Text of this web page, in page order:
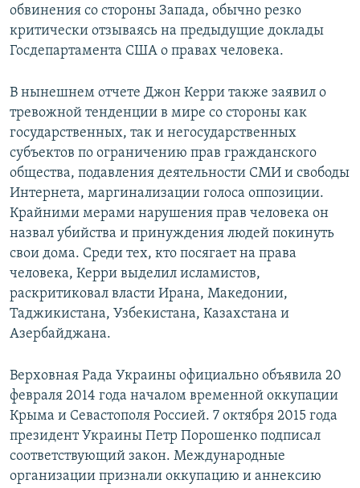
обвинения со стороны Запада, обычно резко
критически отзываясь на предыдущие доклады
Госдепартамента США о правах человека.
В нынешнем отчете Джон Керри также заявил о
тревожной тенденции в мире со стороны как
государственных, так и негосударственных
субъектов по ограничению прав гражданского
общества, подавления деятельности СМИ и свободы
Интернета, маргинализации голоса оппозиции.
Крайними мерами нарушения прав человека он
назвал убийства и принуждения людей покинуть
свои дома. Среди тех, кто посягает на права
человека, Керри выделил исламистов,
раскритиковал власти Ирана, Македонии,
Таджикистана, Узбекистана, Казахстана и
Азербайджана.
Верховная Рада Украины официально объявила 20
февраля 2014 года началом временной оккупации
Крыма и Севастополя Россией. 7 октября 2015 года
президент Украины Петр Порошенко подписал
соответствующий закон. Международные
организации признали оккупацию и аннексию